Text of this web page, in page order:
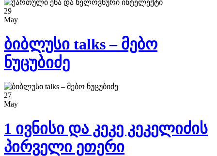
29
May
ბიბლუსი talks – მებო
ნუცუბიძე
27
May
1 ივნისი და კეკე კეკელიძის
პირველი ეთერი